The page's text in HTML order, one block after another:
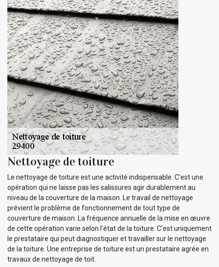
Nettoyage de toiture
Le nettoyage de toiture est une activité indispensable. C’est une
opération qui ne laisse pas les salissures agir durablement au
niveau de la couverture de la maison. Le travail de nettoyage
prévient le problème de fonctionnement de tout type de
couverture de maison. La fréquence annuelle de la mise en œuvre
de cette opération varie selon l’état de la toiture. C’est uniquement
le prestataire qui peut diagnostiquer et travailler sur le nettoyage
de la toiture. Une entreprise de toiture est un prestataire agrée en
travaux de nettoyage de toit.